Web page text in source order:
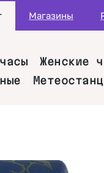
Магазины
Женские